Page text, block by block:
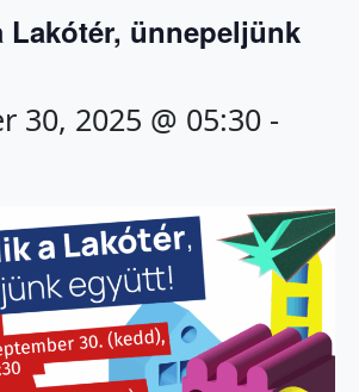
Lakótér, ünnepeljünk
30, 2025 @ 05:30 -